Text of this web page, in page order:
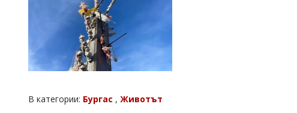
В категории: Бургас , Животът